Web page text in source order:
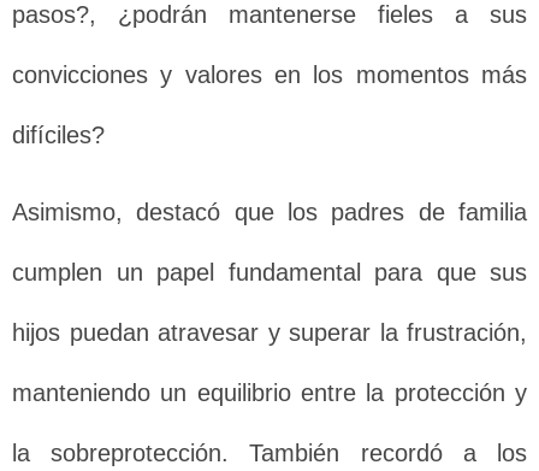
pasos?, ¿podrán mantenerse fieles a sus
convicciones y valores en los momentos más
difíciles?
Asimismo, destacó que los padres de familia
cumplen un papel fundamental para que sus
hijos puedan atravesar y superar la frustración,
manteniendo un equilibrio entre la protección y
la sobreprotección. También recordó a los